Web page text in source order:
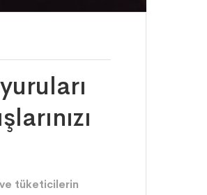
tüketicilerin